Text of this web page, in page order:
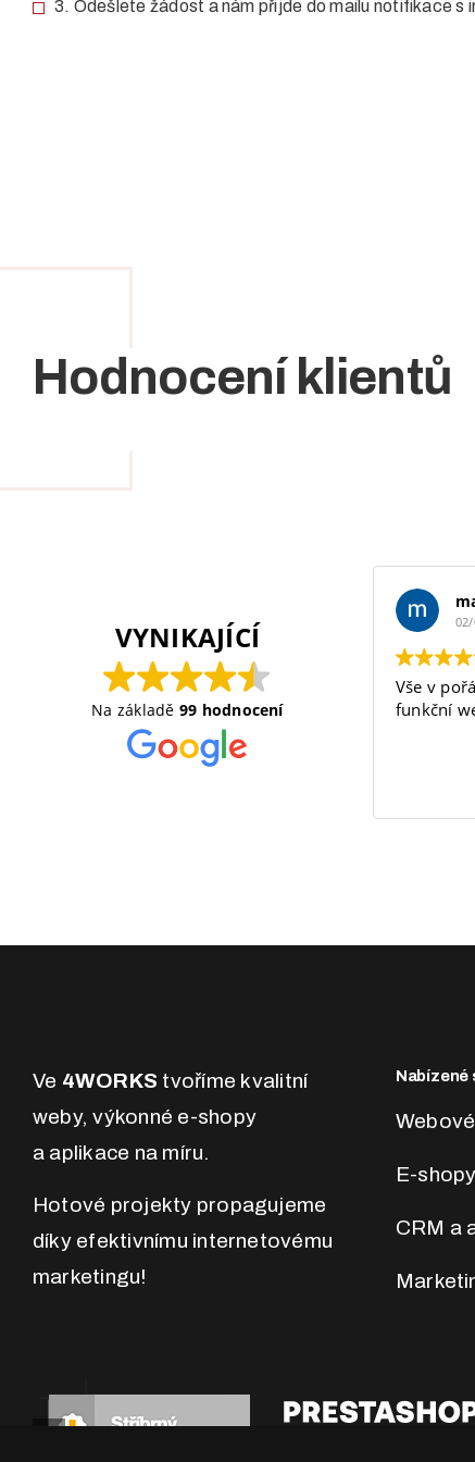
3. Odešlete žádost a nám přijde do mailu notifikace s
Hodnocení klientů
VYNIKAJÍCÍ
Na základě 99 hodnocení
Vše v
funkční
Ve 4WORKS tvoříme kvalitní
weby, výkonné e-shopy
a aplikace na míru.
Hotové projekty propagujeme
díky efektivnímu internetovému
marketingu!
Nabízené
E-shopy
CRM a